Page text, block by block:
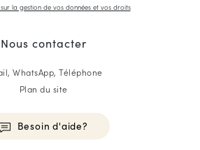
la gestion de vos données et vos droits
Nous contacter
WhatsApp, Téléphone
Plan du site
Besoin d'aide?